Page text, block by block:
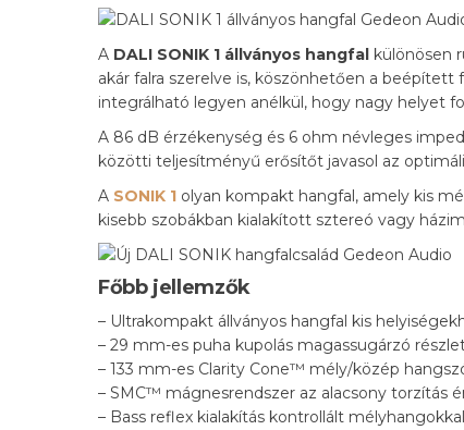
A DALI SONIK 1 állványos hangfal különösen
akár falra szerelve is, köszönhetően a
integrálható legyen anélkül, hogy nagy helyet
A 86 dB érzékenység és 6 ohm névleges
közötti teljesítményű erősítőt javasol az
A SONIK 1 olyan kompakt hangfal, amely kis
kisebb szobákban kialakított sztereó vagy
Főbb jellemzők
– Ultrakompakt állványos hangfal kis
– 29 mm-es puha kupolás magassugárzó
– 133 mm-es Clarity Cone™ mély/közép
– SMC™ mágnesrendszer az alacsony torzítás
– Bass reflex kialakítás kontrollált mélyhangokkal